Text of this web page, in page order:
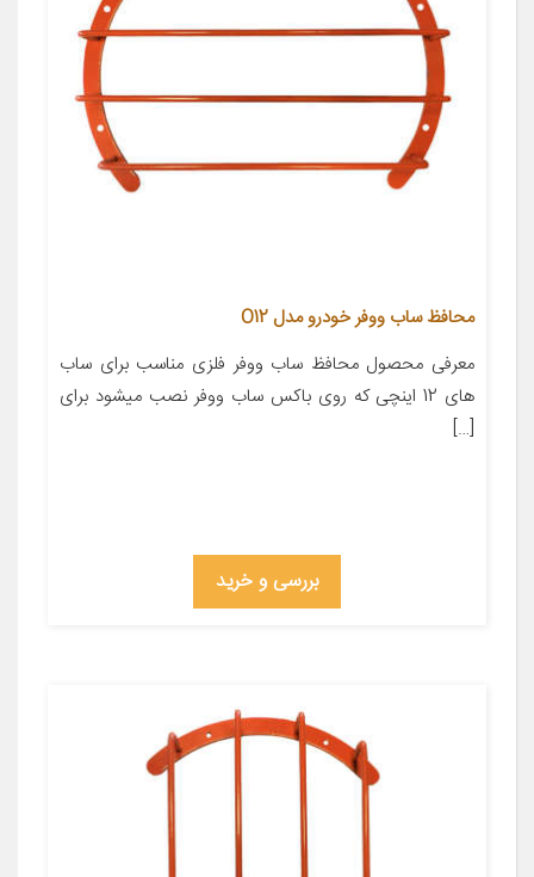
محافظ ساب ووفر خودرو مدل O12
معرفی محصول محافظ ساب ووفر فلزی مناسب برای ساب
های 12 اینچی که روی باکس ساب ووفر نصب میشود برای
[…]
بررسی و خرید